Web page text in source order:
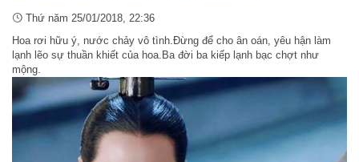
Thứ năm 25/01/2018, 22:36
Hoa rơi hữu ý, nước chảy vô tình.Đừng để cho ân oán, yêu hận làm
lạnh lẽo sự thuần khiết của hoa.Ba đời ba kiếp lạnh bạc chợt như
mộng.